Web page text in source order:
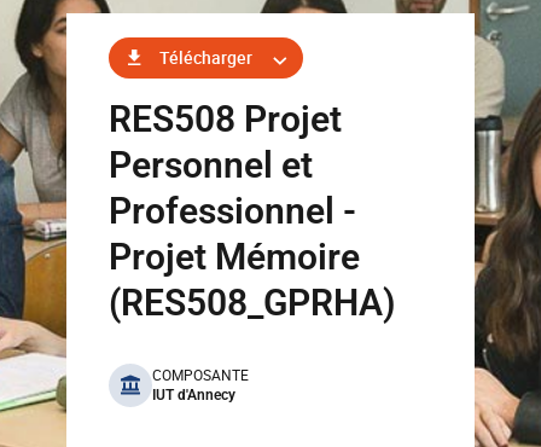
Télécharger
RES508 Projet
Personnel et
Professionnel -
Projet Mémoire
(RES508_GPRHA)
benefits
COMPOSANTE
IUT d'Annecy